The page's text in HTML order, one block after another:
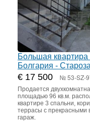
Большая
Болгария -
€ 17 500 № 53-SZ-
Продается
площадью 96 кв.м.
квартире 3 спальни,
террасы с прекрасными
гараж.